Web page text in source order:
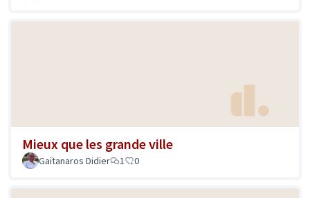
Mieux que les grande ville
Gaïtanaros Didier 1 0